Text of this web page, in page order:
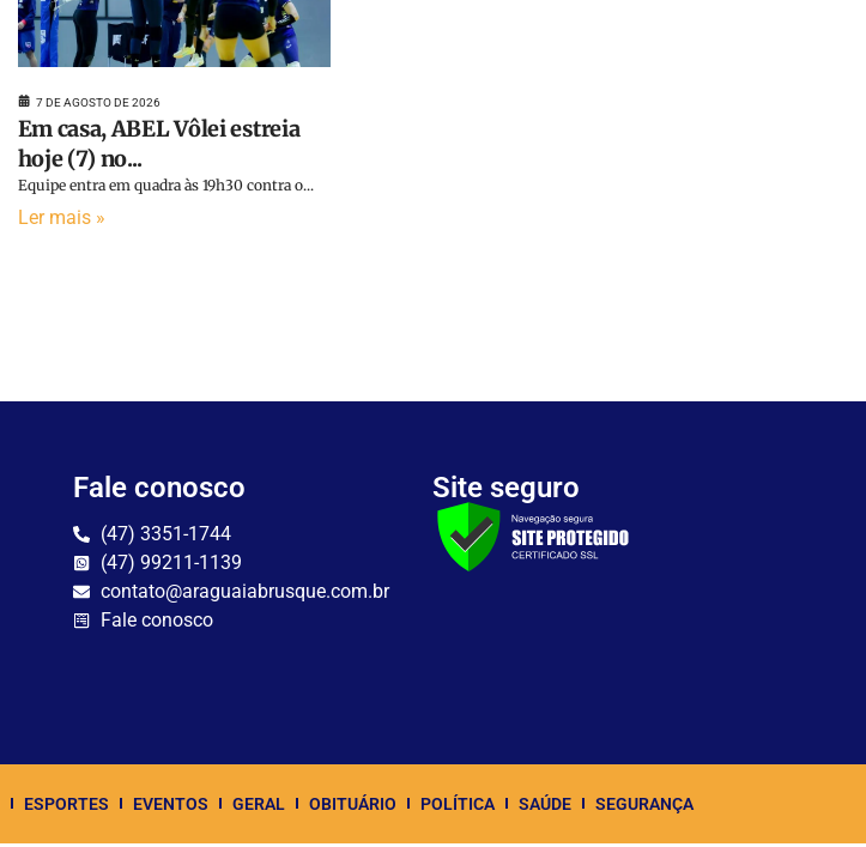
7 DE AGOSTO DE 2026
Em casa, ABEL Vôlei estreia
hoje (7) no...
Equipe entra em quadra às 19h30 contra o...
Ler mais »
Fale conosco
(47) 3351-1744
(47) 99211-1139
contato@araguaiabrusque.com.br
Fale conosco
Site seguro
ESPORTES EVENTOS GERAL OBITUÁRIO POLÍTICA SAÚDE SEGURANÇA